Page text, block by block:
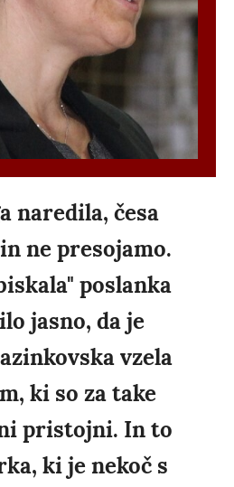
naredila, česa
ne presojamo.
poslanka
jasno, da je
vzela
ki so za take
pristojni. In to
ki je nekoč s